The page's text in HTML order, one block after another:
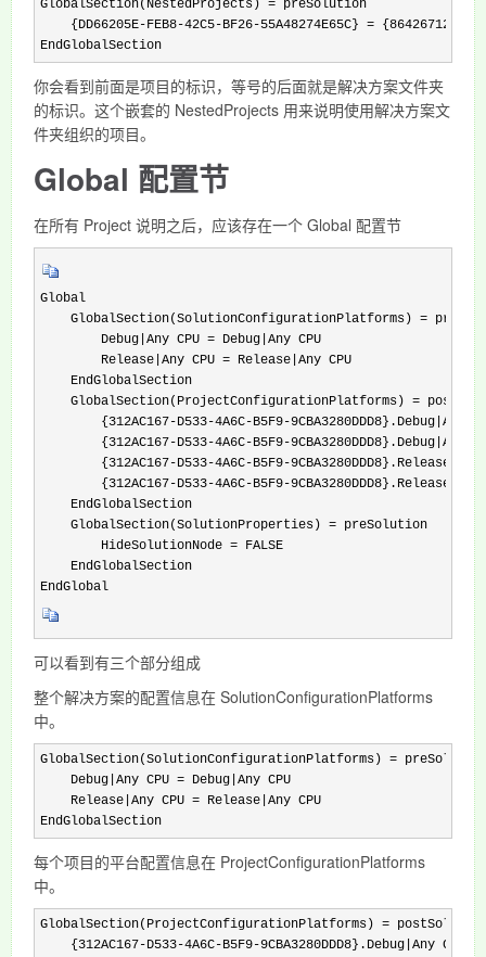
GlobalSection(NestedProjects) = preSolution
{DD66205E-FEB8-42C5-BF26-55A48274E65C} = {86426712-
EndGlobalSection
你会看到前面是项目的标识，等号的后面就是解决方案文件夹
的标识。这个嵌套的 NestedProjects 用来说明使用解决方案文
件夹组织的项目。
Global 配置节
在所有 Project 说明之后，应该存在一个 Global 配置节
Global
GlobalSection(SolutionConfigurationPlatforms) =
        Debug|Any CPU = Debug|Any CPU
        Release|Any CPU = Release|Any CPU
    EndGlobalSection
GlobalSection(ProjectConfigurationPlatforms) =
{312AC167-D533-4A6C-B5F9-9CBA3280DDD8}.Debug|Any
{312AC167-D533-4A6C-B5F9-9CBA3280DDD8}.Debug|Any
{312AC167-D533-4A6C-B5F9-
{312AC167-D533-4A6C-B5F9-
    EndGlobalSection
    GlobalSection(SolutionProperties) = preSolution
        HideSolutionNode = FALSE
    EndGlobalSection
EndGlobal
可以看到有三个部分组成
整个解决方案的配置信息在 SolutionConfigurationPlatforms
中。
GlobalSection(SolutionConfigurationPlatforms) =
    Debug|Any CPU = Debug|Any CPU
    Release|Any CPU = Release|Any CPU
EndGlobalSection
每个项目的平台配置信息在 ProjectConfigurationPlatforms
中。
GlobalSection(ProjectConfigurationPlatforms) =
{312AC167-D533-4A6C-B5F9-9CBA3280DDD8}.Debug|Any